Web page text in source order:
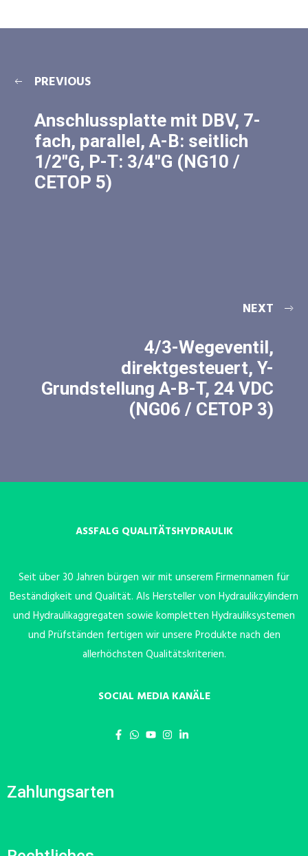
PREVIOUS
Anschlussplatte mit DBV, 7-
fach, parallel, A-B: seitlich
1/2″G, P-T: 3/4″G (NG10 /
CETOP 5)
NEXT
4/3-Wegeventil,
direktgesteuert, Y-
Grundstellung A-B-T, 24 VDC
(NG06 / CETOP 3)
ASSFALG QUALITÄTSHYDRAULIK
Seit über 30 Jahren bürgen wir mit unserem Firmennamen für
Beständigkeit und Qualität. Als Hersteller von Hydraulikzylindern
und Hydraulikaggregaten sowie kompletten Hydrauliksystemen
und Prüfständen fertigen wir unsere Produkte nach den
allerhöchsten Qualitätskriterien.
SOCIAL MEDIA KANÄLE
Zahlungsarten